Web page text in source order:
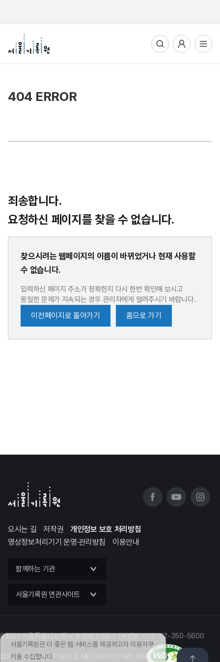
서울기록원은 더 좋은 웹 서비스를 제공하고자 이용자쿠
키를 수집합니다.
전체메뉴열기
404 ERROR
죄송합니다.
요청하신 페이지를 찾을 수 없습니다.
찾으시려는 웹페이지의 이름이 바뀌었거나 현재 사용할
수 없습니다.
입력하신 페이지 주소가 정확한지 다시 한번 확인해 보시고
동일한 문제가 지속되는 경우 관리자에게 알려주시기 바랍니다.
이전페이지로 돌아가기 홈으로 가기
오시는 길 저작권
개인정보 보호 처리방침
영상정보처리기기 운영·관리방침
이용안내
함께하는 기관
서울기록원 연관사이트
03371 서울특별시 은평구 통일로 62길 7 (녹번동 7-1) 02-350-5600
©2023 서울기록원 SEOUL METROPOLITAN ARCHIVES